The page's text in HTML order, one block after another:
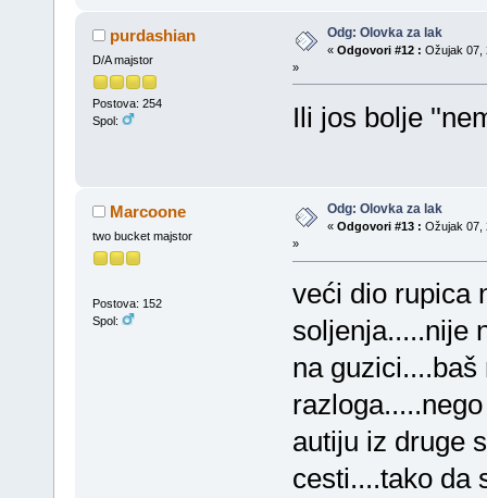
purdashian
D/A majstor
Postova: 254
Spol:
Odg: Olovka za lak
« Odgovori #12 : Ožujak 07,
»
Ili jos bolje
Marcoone
two bucket majstor
Postova: 152
Spol:
Odg: Olovka za lak
« Odgovori #13 : Ožujak 07,
»
veći dio rupica
soljenja.....nije
na guzici....baš
autiju iz druge
cesti....tako da